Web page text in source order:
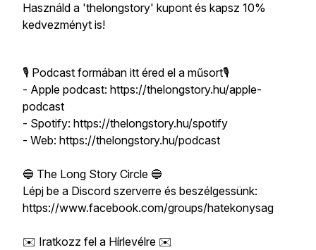
Használd a 'thelongstory' kupont és kapsz 10%
kedvezményt is!
🎙 Podcast formában itt éred el a műsort🎙
- Apple podcast: https://thelongstory.hu/apple-
podcast
- Spotify: https://thelongstory.hu/spotify
- Web: https://thelongstory.hu/podcast
🔵 The Long Story Circle 🔵
Lépj be a Discord szerverre és beszélgessünk:
https://www.facebook.com/groups/hatekonysag
✉️ Iratkozz fel a Hírlevélre ✉️